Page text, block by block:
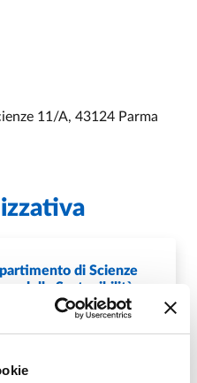
11/A, 43124 Parma
di Scienze
e della Sostenibilità
AMBITO TECNICO